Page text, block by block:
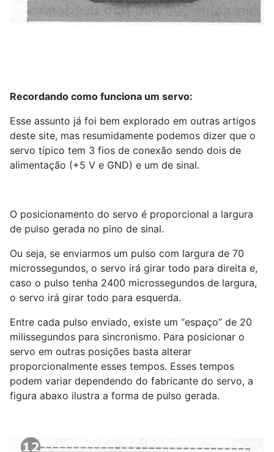
Recordando como funciona um servo:
Esse assunto já foi bem explorado em outras artigos
deste site, mas resumidamente podemos dizer que o
servo típico tem 3 fios de conexão sendo dois de
alimentação (+5 V e GND) e um de sinal.
O posicionamento do servo é proporcional a largura
de pulso gerada no pino de sinal.
Ou seja, se enviarmos um pulso com largura de 70
microssegundos, o servo irá girar todo para direita e,
caso o pulso tenha 2400 microssegundos de largura,
o servo irá girar todo para esquerda.
Entre cada pulso enviado, existe um “espaço” de 20
milissegundos para sincronismo. Para posicionar o
servo em outras posições basta alterar
proporcionalmente esses tempos. Esses tempos
podem variar dependendo do fabricante do servo, a
figura abaxo ilustra a forma de pulso gerada.